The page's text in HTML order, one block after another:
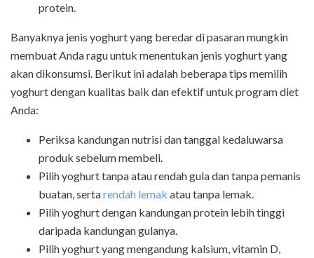
protein.
Banyaknya jenis yoghurt yang beredar di pasaran mungkin
membuat Anda ragu untuk menentukan jenis yoghurt yang
akan dikonsumsi. Berikut ini adalah beberapa tips memilih
yoghurt dengan kualitas baik dan efektif untuk program diet
Anda:
Periksa kandungan nutrisi dan tanggal kedaluwarsa
produk sebelum membeli.
Pilih yoghurt tanpa atau rendah gula dan tanpa pemanis
buatan, sertarendah lemak atau tanpa lemak.
Pilih yoghurt dengan kandungan protein lebih tinggi
daripada kandungan gulanya.
Pilih yoghurt yang mengandung kalsium, vitamin D,